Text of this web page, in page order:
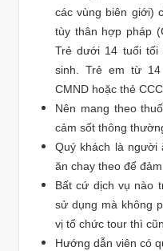
các vùng biên giới)
tùy thân hợp pháp
Trẻ dưới 14 tuổi tối
sinh. Trẻ em từ
CMND hoặc thẻ
Nên mang theo
cảm sốt thông
Quý khách là người
ăn chay theo để
Bất cứ dịch vụ nào
sử dụng mà không
vị tổ chức tour thì
Hướng dẫn viên có